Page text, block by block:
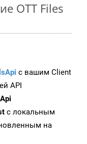
OTT Files
с вашим Client
API
с локальным
на